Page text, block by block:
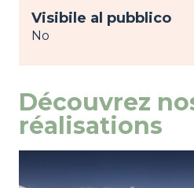
Visibile al pubblico
No
Découvrez
réalisations